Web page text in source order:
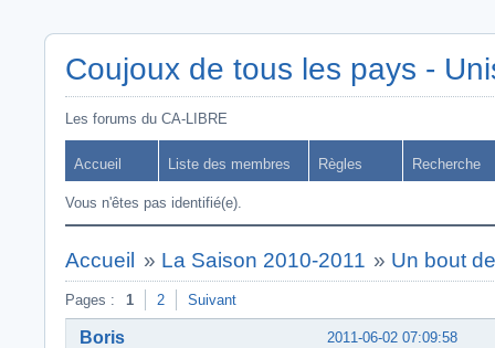
Coujoux de tous les pays -
Les forums du CA-LIBRE
Accueil Liste des membres Règles Recherche
Vous n'êtes pas identifié(e).
Accueil » La Saison 2010-2011 » Un bout
Pages : 1 2 Suivant
2011-06-02 07:09:58
Boris